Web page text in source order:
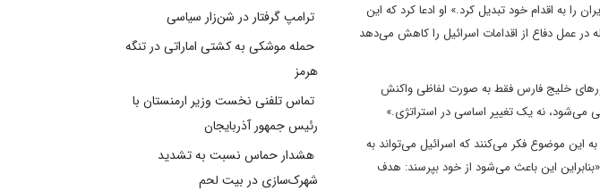
به اقدام خود تبدیل کرد.» او ادعا کرد که این
عمل دفاع از اقدامات اسرائیل را کاهش می‌دهد
خلیج فارس فقط به صورت لفاظی واکنش
می‌شود، نه یک تغییر اساسی در استراتژی.»
این موضوع فکر می‌کنند که اسرائیل می‌تواند به
این باعث می‌شود از خود بپرسند: هدف
ترامپ گرفتار در شن‌زار سیاسی
حمله موشکی به کشتی اماراتی در تنگه
هرمز
تماس تلفنی نخست وزیر ارمنستان با
رئیس جمهور آذربایجان
هشدار حماس نسبت به تشدید
شهرک‌سازی در بیت‌ لحم